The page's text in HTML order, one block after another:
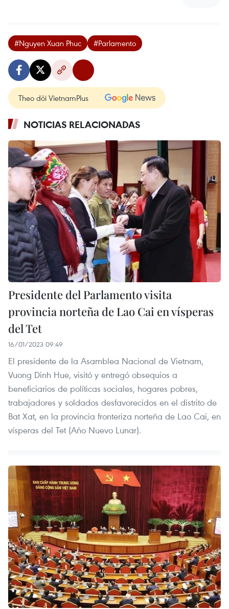
#Nguyen Xuan Phuc #Parlamento
Theo dõi VietnamPlus
NOTICIAS RELACIONADAS
Presidente del Parlamento visita
provincia norteña de Lao Cai en vísperas
del Tet
16/01/2023 09:49
El presidente de la Asamblea Nacional de Vietnam,
Vuong Dinh Hue, visitó y entregó obsequios a
beneficiarios de políticas sociales, hogares pobres,
trabajadores y soldados desfavorecidos en el distrito de
Bat Xat, en la provincia fronteriza norteña de Lao Cai, en
vísperas del Tet (Año Nuevo Lunar).